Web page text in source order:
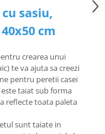
sasiu,
cm
crearea unui
te va ajuta sa creezi
pentru peretii casei
taiat sub forma
reflecte toata paleta
sunt taiate in